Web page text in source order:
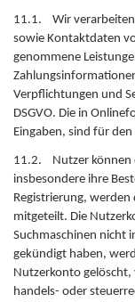
11.1. Wir verarbeiten
sowie Kontaktdaten
genommene
Verpflichtungen und
DSGVO. Die in
Eingaben, sind für
11.2. Nutzer können
insbesondere ihre
Registrierung,
mitgeteilt. Die
Suchmaschinen nicht
gekündigt haben,
Nutzerkonto
handels- oder